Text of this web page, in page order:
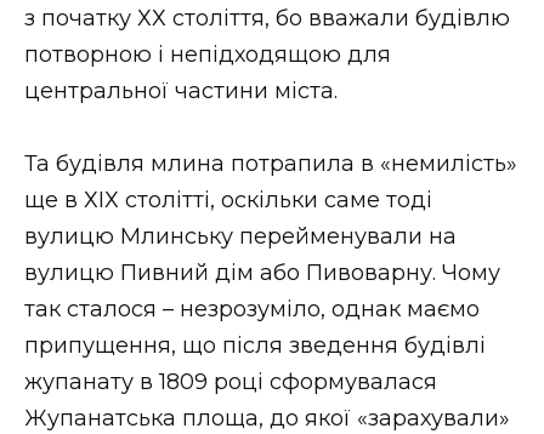
з початку ХХ століття, бо вважали будівлю
потворною і непідходящою для
центральної частини міста.
Та будівля млина потрапила в «немилість»
ще в ХІХ столітті, оскільки саме тоді
вулицю Млинську перейменували на
вулицю Пивний дім або Пивоварну. Чому
так сталося – незрозуміло, однак маємо
припущення, що після зведення будівлі
жупанату в 1809 році сформувалася
Жупанатська площа, до якої «зарахували»